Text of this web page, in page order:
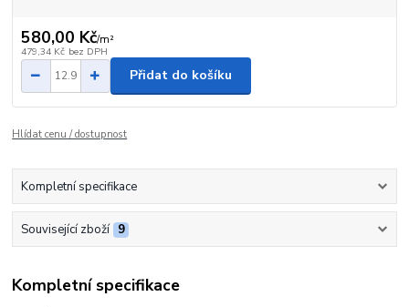
580,00 Kč/m²
479,34 Kč bez DPH
Přidat do košíku
Hlídat cenu / dostupnost
Kompletní specifikace
Související zboží 9
Kompletní specifikace